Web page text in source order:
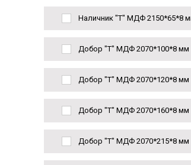
Наличник "Т" МДФ 2150*65*8
Добор "Т" МДФ 2070*100*8 мм
Добор "Т" МДФ 2070*120*8 мм
Добор "Т" МДФ 2070*160*8 мм
Добор "Т" МДФ 2070*215*8 мм